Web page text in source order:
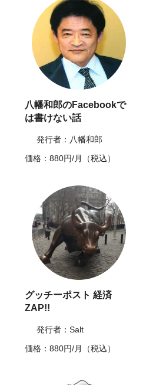
八幡和郎のFacebookで
は書けない話
発行者：八幡和郎
価格：880円/月（税込）
グッチーポスト 経済
ZAP!!
発行者：Salt
価格：880円/月（税込）